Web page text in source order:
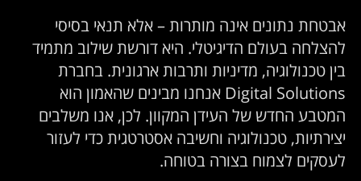
נתונים אינה מותרות – אלא תנאי בסיסי
בעולם הדיגיטלי. היא דורשת שילוב מתמיד
טכנולוגיה, מדיניות ותרבות ארגונית. בחברת
Digital Solutions אנחנו מבינים שהאמון הוא
החדש של העידן המקוון. לכן, אנו משלבים
טכנולוגיה וחשיבה אסטרטגית כדי לעזור
לצמוח בצורה בטוחה.